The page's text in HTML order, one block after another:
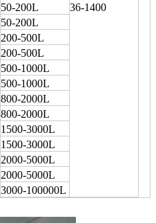
50-200L
36-1400
50-200L
200-500L
200-500L
500-1000L
500-1000L
800-2000L
800-2000L
1500-3000L
1500-3000L
2000-5000L
2000-5000L
3000-100000L